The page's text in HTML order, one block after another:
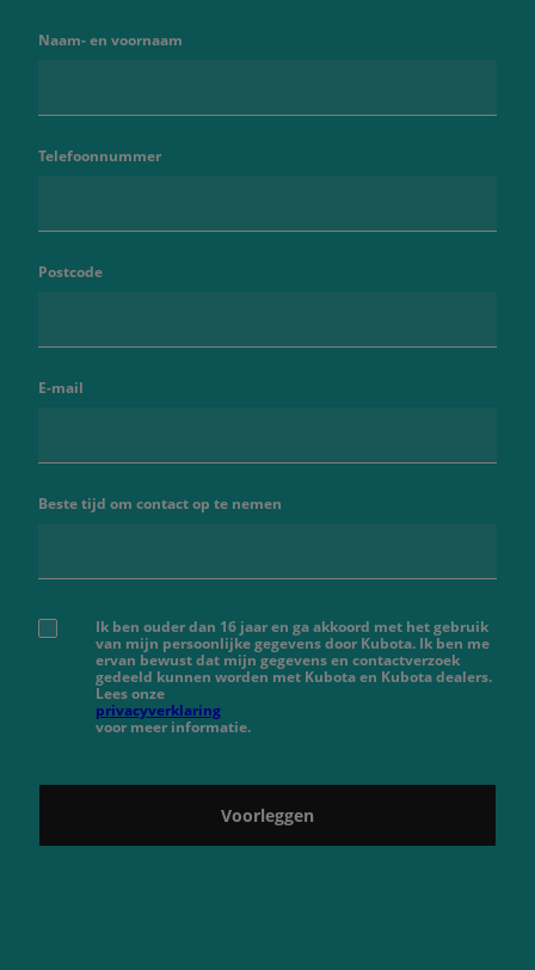
Naam- en voornaam
Telefoonnummer
Postcode
E-mail
Beste tijd om contact op te nemen
Ik ben ouder dan 16 jaar en ga akkoord met het gebruik
van mijn persoonlijke gegevens door Kubota. Ik ben me
ervan bewust dat mijn gegevens en contactverzoek
gedeeld kunnen worden met Kubota en Kubota dealers.
Lees onze
privacyverklaring
voor meer informatie.
Voorleggen